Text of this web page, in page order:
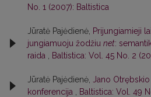
No. 1 (2007): Baltistica
Jūratė Pajėdienė, Prijungiamieji
jungiamuoju žodžiu net:
raida
Baltistica: Vol. 45 No. 2
Jūratė Pajėdienė,
Jano
konferencija
Baltistica: Vol. 49